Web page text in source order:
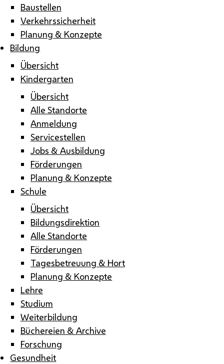
Baustellen
Verkehrssicherheit
Planung & Konzepte
Bildung
Übersicht
Kindergarten
Übersicht
Alle Standorte
Anmeldung
Servicestellen
Jobs & Ausbildung
Förderungen
Planung & Konzepte
Schule
Übersicht
Bildungsdirektion
Alle Standorte
Förderungen
Tagesbetreuung & Hort
Planung & Konzepte
Lehre
Studium
Weiterbildung
Büchereien & Archive
Forschung
Gesundheit